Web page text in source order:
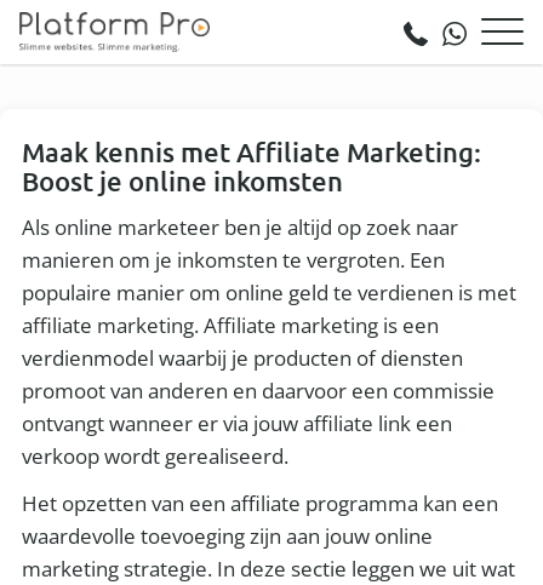
Maak kennis met Affiliate Marketing:
Boost je online inkomsten
Als online marketeer ben je altijd op zoek naar
manieren om je inkomsten te vergroten. Een
populaire manier om online geld te verdienen is met
affiliate marketing. Affiliate marketing is een
verdienmodel waarbij je producten of diensten
promoot van anderen en daarvoor een commissie
ontvangt wanneer er via jouw affiliate link een
verkoop wordt gerealiseerd.
Het opzetten van een affiliate programma kan een
waardevolle toevoeging zijn aan jouw online
marketing strategie. In deze sectie leggen we uit wat